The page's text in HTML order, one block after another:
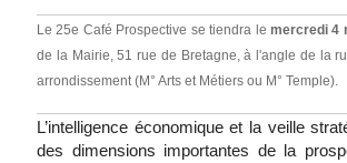
Le 25e Café Prospective se tiendra le mercredi 4
de la Mairie, 51 rue de Bretagne, à l'angle de la
arrondissement (M° Arts et Métiers ou M° Temple).
L’intelligence économique et la veille
des dimensions importantes de la